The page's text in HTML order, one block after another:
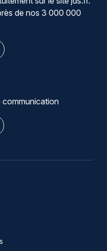
de nos 3 000 000
communication